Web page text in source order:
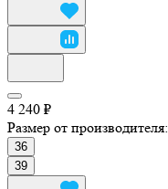
4 240 ₽
Размер от производителя:
36
39